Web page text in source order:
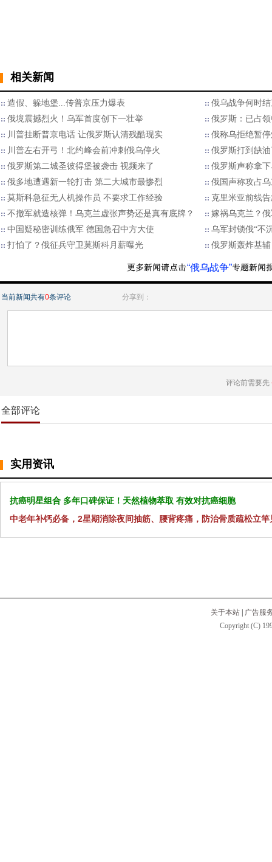
相关新闻
造假、躲地堡...传普京压力爆表
俄乌战争何时
俄境震撼烈火！乌军首度创下一壮举
俄罗斯：已占
川普挂断普京电话 让俄罗斯认清残酷现实
俄称乌拒绝暂
川普左右开弓！北约峰会前冲刺俄乌停火
俄罗斯打到缺
俄罗斯第二城圣彼得堡被袭击 视频来了
俄罗斯声称拿
俄多地遭遇新一轮打击 第二大城市最惨烈
俄国声称攻占
莫斯科急征无人机操作员 不要求工作经验
克里米亚前线
不撤军就造核弹！乌克兰虚张声势还是真有底牌？
嫁祸乌克兰？
中国疑秘密训练俄军 德国急召中方大使
乌军封锁俄“不
打怕了？俄征兵守卫莫斯科月薪曝光
俄罗斯轰炸基
“俄乌战争”
当前新闻共有0条评论 分享到：
评论前需要先
全部评论
实用资讯
抗癌明星组合 多年口碑保证！天然植物萃取 有效对抗癌细胞
中老年补钙必备，2星期消除夜间抽筋、腰背疼痛，防治骨质疏松立竿
关于本站
广告服
Copyright (C)